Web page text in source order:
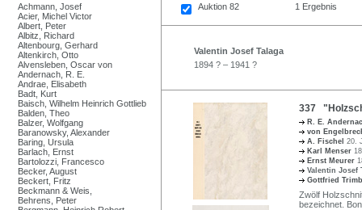
Achmann, Josef
Acier, Michel Victor
Albert, Peter
Albitz, Richard
Altenbourg, Gerhard
Altenkirch, Otto
Alvensleben, Oscar von
Andernach, R. E.
Andrae, Elisabeth
Badt, Kurt
Baisch, Wilhelm Heinrich Gottlieb
Balden, Theo
Balzer, Wolfgang
Baranowsky, Alexander
Baring, Ursula
Barlach, Ernst
Bartolozzi, Francesco
Becker, August
Beckert, Fritz
Beckmann & Weis,
Behrens, Peter
Auktion 82 1 Ergebnis
Valentin Josef Talaga
1894 ? – 1941 ?
337
R. E.
von
A. Fischel 20.
Karl Menser
Ernst Meurer
Valentin Josef
Gottfried
Zwölf
bezeichnet.